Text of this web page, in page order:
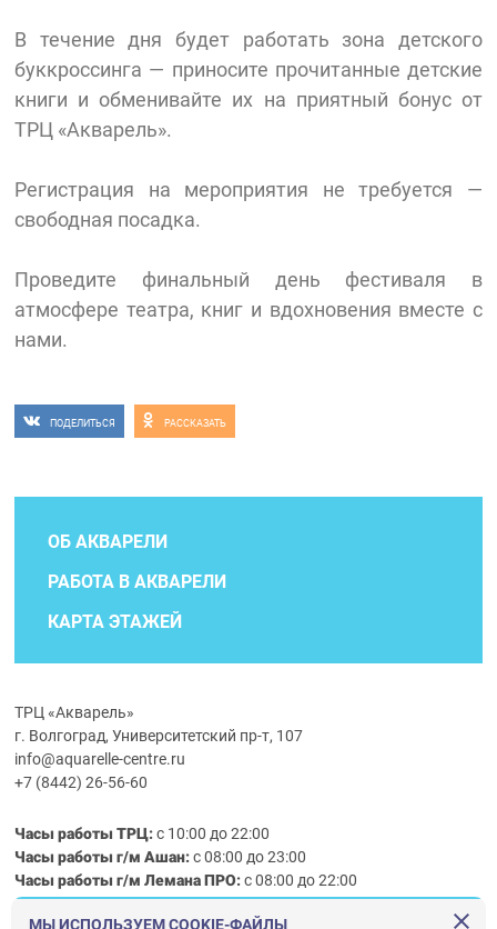
В течение дня будет работать зона детского
буккроссинга — приносите прочитанные детские
книги и обменивайте их на приятный бонус от
ТРЦ «Акварель».
Регистрация на мероприятия не требуется —
свободная посадка.
Проведите финальный день фестиваля в
атмосфере театра, книг и вдохновения вместе с
нами.
ПОДЕЛИТЬСЯ РАССКАЗАТЬ
ОБ АКВАРЕЛИ
РАБОТА В АКВАРЕЛИ
КАРТА ЭТАЖЕЙ
ТРЦ «Акварель»
г. Волгоград, Университетский пр-т, 107
info@aquarelle-centre.ru
+7 (8442) 26-56-60
Часы работы ТРЦ:с 10:00 до 22:00
Часы работы г/м Ашан:с 08:00 до 23:00
Часы работыг/мЛемана ПРО:с 08:00 до 22:00
МЫ ИСПОЛЬЗУЕМ COOKIE-ФАЙЛЫ